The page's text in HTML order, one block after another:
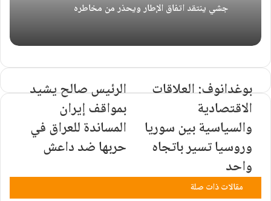
جشي ينتقد اتفاق الإطار ويحذر من مخاطره
الرئيس صالح يشيد
بمواقف إيران
المساندة للعراق في
حربها ضد داعش
بوغدانوف: العلاقات
الاقتصادية
والسياسية بين سوريا
وروسيا تسير باتجاه
واحد
مقالات ذات صلة